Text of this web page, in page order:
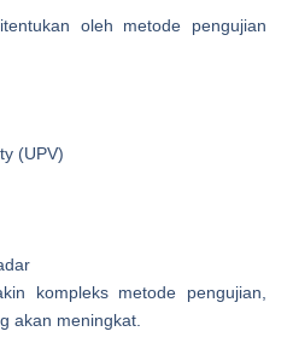
oleh metode pengujian
(UPV)
kompleks metode pengujian,
akan meningkat.